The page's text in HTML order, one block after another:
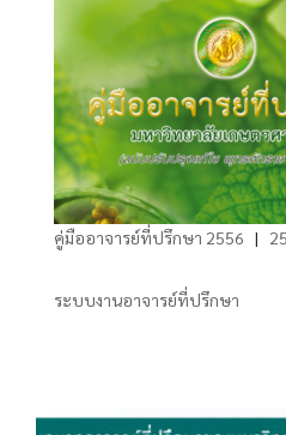
คู่มืออาจารย์ที่ปรึกษา 2556 |
ระบบงานอาจารย์ที่ปรึกษา